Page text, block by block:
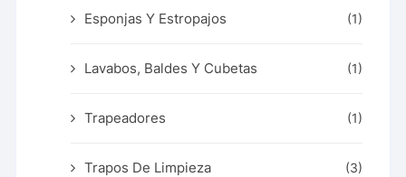
Esponjas Y Estropajos (1)
Lavabos, Baldes Y Cubetas (1)
Trapeadores (1)
Trapos De Limpieza (3)